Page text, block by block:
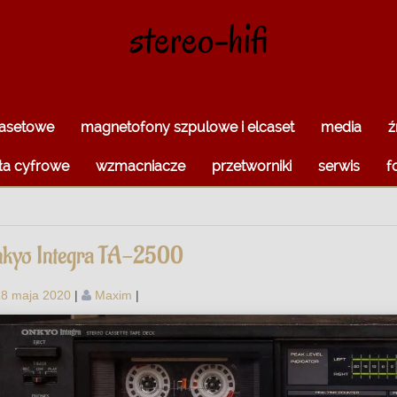
stereo-hifi
magnetofony szpulowe i elcaset media
cyfrowe wzmacniacze przetworniki serwis
Integra TA-2500
maja 2020 | Maxim |